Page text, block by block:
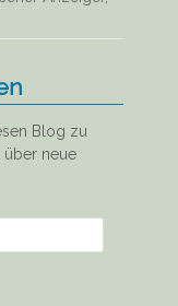
Blog zu
über neue